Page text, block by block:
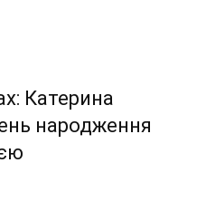
Катерина
народження